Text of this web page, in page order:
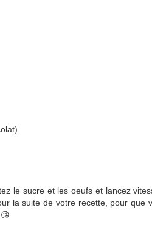
le sucre et les oeufs et lancez
la suite de votre recette, pour que